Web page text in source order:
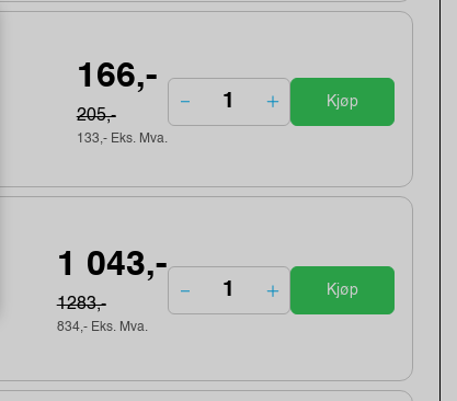
166,-
205,-
133,- Eks. Mva.
Kjøp
1 043,-
1283,-
834,- Eks. Mva.
Kjøp